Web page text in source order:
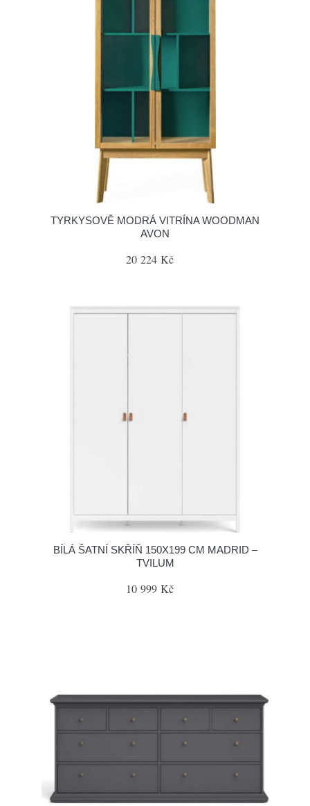
TYRKYSOVĚ MODRÁ VITRÍNA WOODMAN
AVON
20 224 Kč
BÍLÁ ŠATNÍ SKŘÍŇ 150X199 CM MADRID –
TVILUM
10 999 Kč